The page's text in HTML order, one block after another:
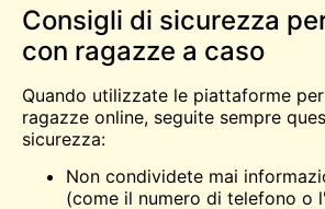
Consigli di sicurezza
con ragazze a caso
Quando utilizzate le piattaforme
ragazze online, seguite sempre
sicurezza:
Non condividete mai
(come il numero di telefono o